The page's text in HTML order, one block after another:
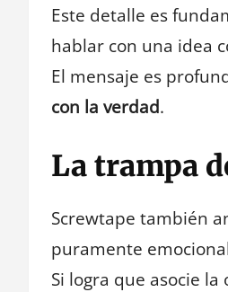
Este detalle es
hablar con una idea
El mensaje es
con la verdad.
La trampa
Screwtape también
puramente
Si logra que asocie